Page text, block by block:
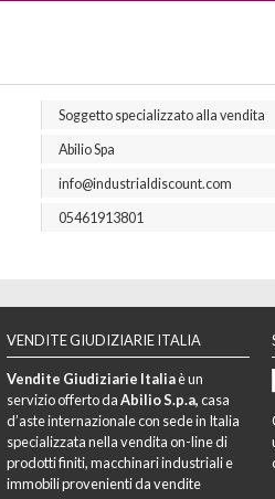
Soggetto specializzato alla vendita
AbilioSpa
info@industrialdiscount.com
05461913801
VENDITE GIUDIZIARIE ITALIA
Vendite Giudiziarie Italiaè un
servizio offerto daAbilio S.p.a,casa
d’aste internazionale con sede in Italia
specializzata nella vendita on-line di
prodotti finiti, macchinari industriali e
immobili provenienti da vendite